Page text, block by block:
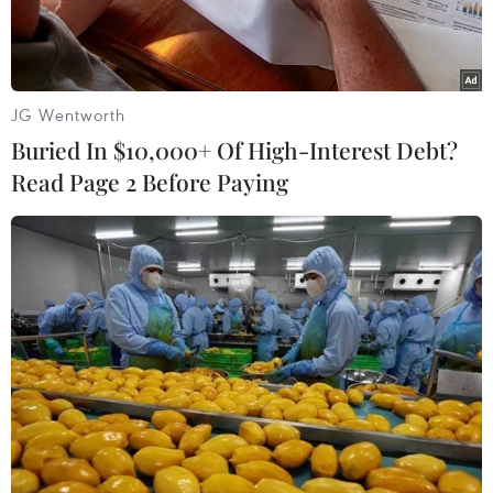
xâm hại.”
Nhiều khuôn viên có dáng dấp khu du lịch mọc đang hối hả
được xây dựng ven hồ. (Ảnh: Quốc Hùng/TTXVN)
Ngày 31/8, Ủy ban Nhân dân huyện Đơn Dương
(Lâm Đồng) cho biết đã quyết định xử phạt vi
JG Wentworth
Buried In $10,000+ Of High-Interest Debt?
Read Page 2 Before Paying